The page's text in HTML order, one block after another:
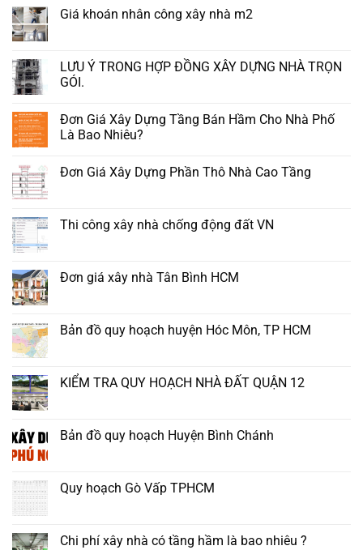
Giá khoán nhân công xây nhà m2
LƯU Ý TRONG HỢP ĐỒNG XÂY DỰNG NHÀ TRỌN
GÓI.
Đơn Giá Xây Dựng Tầng Bán Hầm Cho Nhà Phố
Là Bao Nhiêu?
Đơn Giá Xây Dựng Phần Thô Nhà Cao Tầng
Thi công xây nhà chống động đất VN
Đơn giá xây nhà Tân Bình HCM
Bản đồ quy hoạch huyện Hóc Môn, TP HCM
KIỂM TRA QUY HOẠCH NHÀ ĐẤT QUẬN 12
Bản đồ quy hoạch Huyện Bình Chánh
Quy hoạch Gò Vấp TPHCM
Chi phí xây nhà có tầng hầm là bao nhiêu ?